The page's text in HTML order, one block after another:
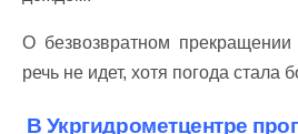
О безвозвратном
речь не идет, хотя погода стала
В Укргидрометцентре